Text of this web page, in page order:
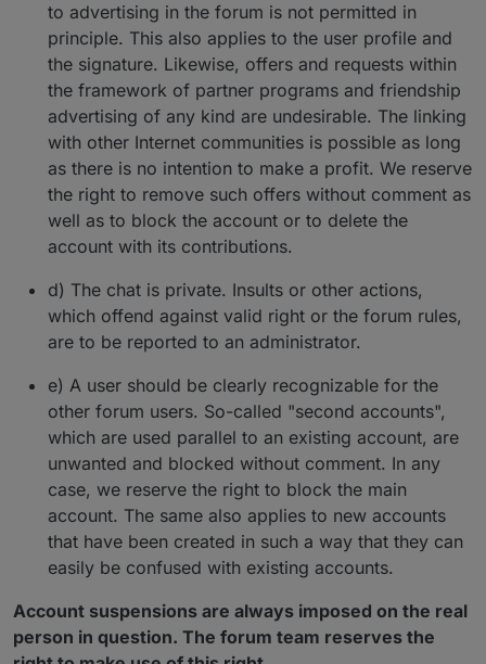
to advertising in the forum is not permitted in
principle. This also applies to the user profile and
the signature. Likewise, offers and requests within
the framework of partner programs and friendship
advertising of any kind are undesirable. The linking
with other Internet communities is possible as long
as there is no intention to make a profit. We reserve
the right to remove such offers without comment as
well as to block the account or to delete the
account with its contributions.
d) The chat is private. Insults or other actions,
which offend against valid right or the forum rules,
are to be reported to an administrator.
e) A user should be clearly recognizable for the
other forum users. So-called "second accounts",
which are used parallel to an existing account, are
unwanted and blocked without comment. In any
case, we reserve the right to block the main
account. The same also applies to new accounts
that have been created in such a way that they can
easily be confused with existing accounts.
Account suspensions are always imposed on the real
person in question. The forum team reserves the